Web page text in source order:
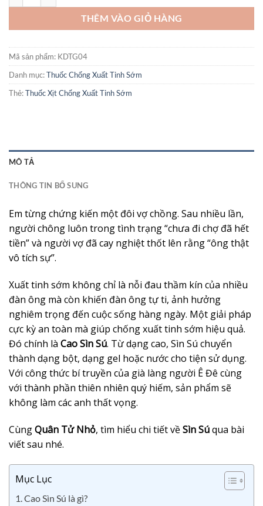
THÊM VÀO GIỎ HÀNG
Mã sản phẩm: KDTG04
Danh mục:Thuốc Chống Xuất Tinh Sớm
Thẻ:Thuốc Xịt Chống Xuất Tinh Sớm
MÔ TẢ
THÔNG TIN BỔ SUNG
Em từng chứng kiến một đôi vợ chồng. Sau nhiều lần,
người chông luôn trong tình trạng “chưa đi chợ đã hết
tiền” và người vợ đã cay nghiệt thốt lên rằng “ông thật
vô tích sự”.
Xuất tinh sớm không chỉ là nỗi đau thầm kín của nhiều
đàn ông mà còn khiến đàn ông tự ti, ảnh hưởng
nghiêm trọng đến cuộc sống hàng ngày. Một giải pháp
cực kỳ an toàn mà giúp chống xuất tinh sớm hiệu quả.
Đó chính là Cao Sìn Sú. Từ dạng cao, Sìn Sú chuyển
thành dạng bột, dạng gel hoặc nước cho tiện sử dụng.
Với công thức bí truyền của già làng người Ê Đê cùng
với thành phần thiên nhiên quý hiếm, sản phẩm sẽ
không làm các anh thất vọng.
CùngQuân Tử Nhỏ, tìm hiểu chi tiết vềSìn Súqua bài
viết sau nhé.
Mục Lục
1. Cao Sìn Sú là gì?